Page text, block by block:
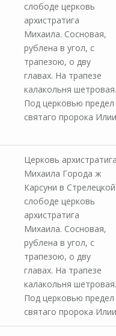
слободе церковь
архистратига
Михаила. Сосновая,
рублена в угол, с
трапезою, о дву
главах. На трапезе
калакольня шетровая.
Под церковью предел
святаго пророка
Церковь архистратига
Михаила Города ж
Карсуни в Стрелецкой
слободе церковь
архистратига
Михаила. Сосновая,
рублена в угол, с
трапезою, о дву
главах. На трапезе
калакольня шетровая.
Под церковью предел
святаго пророка